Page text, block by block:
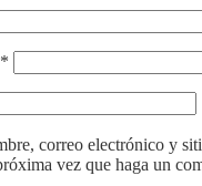
*
correo electrónico y
vez que haga un